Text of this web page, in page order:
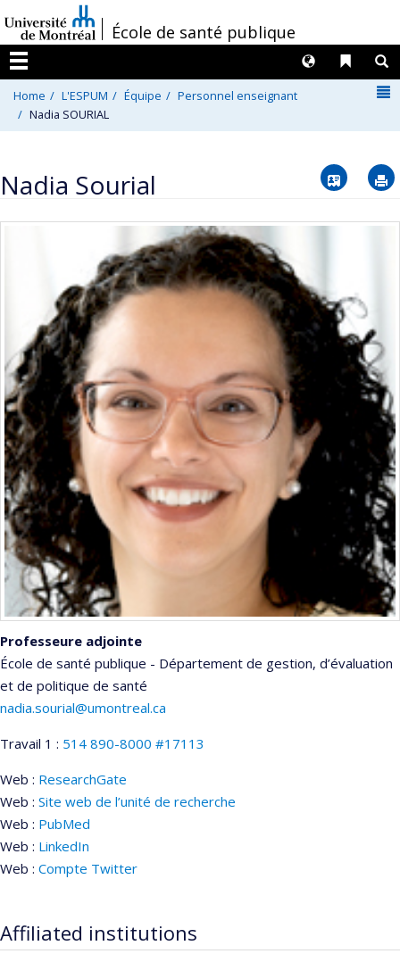
au
contenu
/École de santé publique
Menu
Liens
Langues
Home L'ESPUM Équipe
Personnel enseignant
Nadia SOURIAL
Nadia Sourial Vcard
Professeure adjointe
École de santé publique - Département de gestion, d’évaluation
et de politique de santé
nadia.sourial@umontreal.ca
Travail 1 : 514 890-8000 #17113
Web : ResearchGate
Web : Site web de l’unité de recherche
Web : PubMed
Web : LinkedIn
Web : Compte Twitter
Affiliated institutions